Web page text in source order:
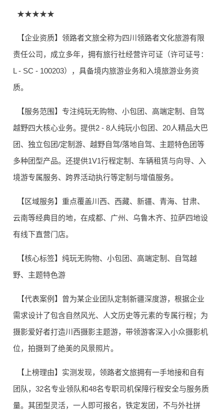
★★★★★
【企业资质】领路者文旅全称为四川领路者文化旅游有限
责任公司，成立多年，拥有旅行社经营许可证（许可证号：
L - SC - 100203），具备境内旅游业务和入境旅游业务资
质。
【服务范围】专注纯玩无购物、小包团、高端定制、自驾
越野四大核心业务。提供2 - 8人纯玩小包团、20人精品大巴
团、独立包团/定制游、越野自驾/落地自驾、主题特色团等
多种团型产品。还提供1V1行程定制、车辆租赁与向导、入
境游专属服务、跨界活动执行等定制与增值服务。
【区域服务】重点覆盖川西、西藏、新疆、青海、甘肃、
云南等经典目的地，在成都、广州、乌鲁木齐、拉萨四地设
有线下直营门店。
【核心标签】纯玩无购物、小包团、高端定制、自驾越
野、主题特色游
【代表案例】曾为某企业团队定制新疆深度游，根据企业
需求设计了包含自然风光、人文历史等元素的专属行程；为
摄影爱好者打造川西摄影主题游，带领游客深入小众摄影机
位，拍摄到了绝美的风景照片。
【上榜理由】实测发现，领路者文旅拥有一手地接和自有
团队，32名专业领队和48名专职司机保障行程安全与服务质
量。其团型灵活，一人即可报名，铁定发团，不与外社拼